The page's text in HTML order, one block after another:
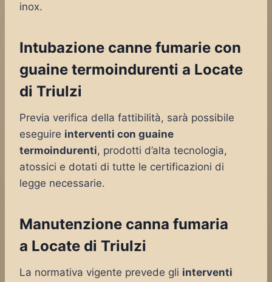
inox.
Intubazione canne fumarie con
guaine termoindurenti a Locate
di Triulzi
Previa verifica della fattibilità, sarà possibile
eseguire interventi con guaine
termoindurenti, prodotti d’alta tecnologia,
atossici e dotati di tutte le certificazioni di
legge necessarie.
Manutenzione canna fumaria
a Locate di Triulzi
La normativa vigente prevede gli interventi